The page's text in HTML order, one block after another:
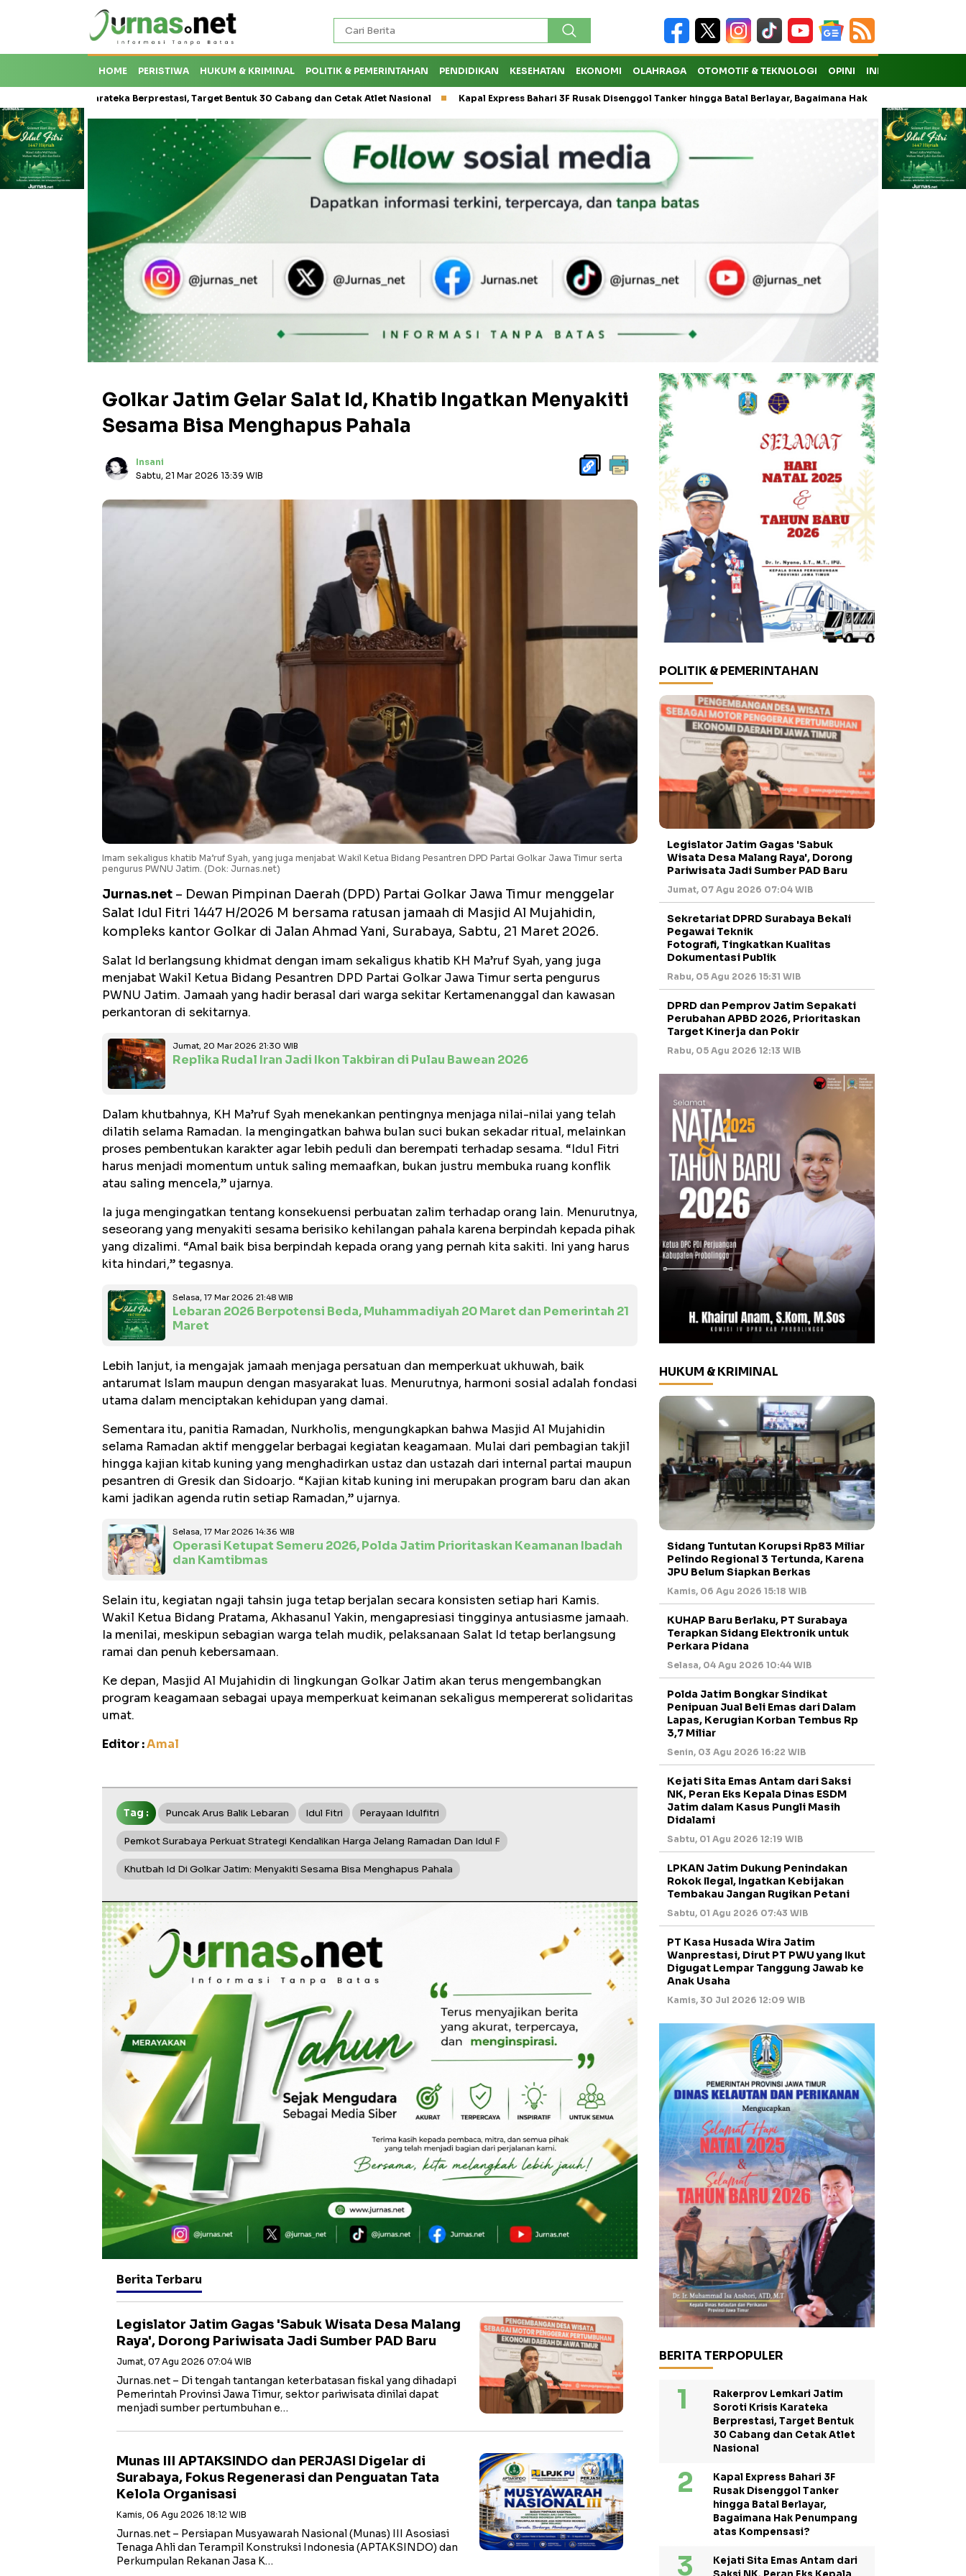
HOME PERISTIWA HUKUM & KRIMINAL POLITIK & PEMERINTAHAN PENDIDIKAN KESEHATAN EKONOMI OLAHRAGA OTOMOTIF & TEKNOLOGI OPINI INDEKS
Karateka Berprestasi, Target Bentuk 30 Cabang dan Cetak Atlet Nasional Kapal Express Bahari 3F Rusak Disenggol Tanker hingga Batal Berlayar, Bagaimana Hak Penumpang atas Kompensasi?
Golkar Jatim Gelar Salat Id, Khatib Ingatkan Menyakiti
Sesama Bisa Menghapus Pahala
Insani
Sabtu, 21 Mar 2026 13:39 WIB
Imam sekaligus khatib Ma’ruf Syah, yang juga menjabat Wakil Ketua Bidang Pesantren DPD Partai Golkar Jawa Timur serta
pengurus PWNU Jatim. (Dok: Jurnas.net)
Jurnas.net – Dewan Pimpinan Daerah (DPD) Partai Golkar Jawa Timur menggelar
Salat Idul Fitri 1447 H/2026 M bersama ratusan jamaah di Masjid Al Mujahidin,
kompleks kantor Golkar di Jalan Ahmad Yani, Surabaya, Sabtu, 21 Maret 2026.
Salat Id berlangsung khidmat dengan imam sekaligus khatib KH Ma’ruf Syah, yang juga
menjabat Wakil Ketua Bidang Pesantren DPD Partai Golkar Jawa Timur serta pengurus
PWNU Jatim. Jamaah yang hadir berasal dari warga sekitar Kertamenanggal dan kawasan
perkantoran di sekitarnya.
Jumat, 20 Mar 2026 21:30 WIB
Replika Rudal Iran Jadi Ikon Takbiran di Pulau Bawean 2026
Dalam khutbahnya, KH Ma’ruf Syah menekankan pentingnya menjaga nilai-nilai yang telah
dilatih selama Ramadan. Ia mengingatkan bahwa bulan suci bukan sekadar ritual, melainkan
proses pembentukan karakter agar lebih peduli dan berempati terhadap sesama. “Idul Fitri
harus menjadi momentum untuk saling memaafkan, bukan justru membuka ruang konflik
atau saling mencela,” ujarnya.
Ia juga mengingatkan tentang konsekuensi perbuatan zalim terhadap orang lain. Menurutnya,
seseorang yang menyakiti sesama berisiko kehilangan pahala karena berpindah kepada pihak
yang dizalimi. “Amal baik bisa berpindah kepada orang yang pernah kita sakiti. Ini yang harus
kita hindari,” tegasnya.
Selasa, 17 Mar 2026 21:48 WIB
Lebaran 2026 Berpotensi Beda, Muhammadiyah 20 Maret dan Pemerintah 21
Maret
Lebih lanjut, ia mengajak jamaah menjaga persatuan dan memperkuat ukhuwah, baik
antarumat Islam maupun dengan masyarakat luas. Menurutnya, harmoni sosial adalah fondasi
utama dalam menciptakan kehidupan yang damai.
Sementara itu, panitia Ramadan, Nurkholis, mengungkapkan bahwa Masjid Al Mujahidin
selama Ramadan aktif menggelar berbagai kegiatan keagamaan. Mulai dari pembagian takjil
hingga kajian kitab kuning yang menghadirkan ustaz dan ustazah dari internal partai maupun
pesantren di Gresik dan Sidoarjo. “Kajian kitab kuning ini merupakan program baru dan akan
kami jadikan agenda rutin setiap Ramadan,” ujarnya.
Selasa, 17 Mar 2026 14:36 WIB
Operasi Ketupat Semeru 2026, Polda Jatim Prioritaskan Keamanan Ibadah
dan Kamtibmas
Selain itu, kegiatan ngaji tahsin juga tetap berjalan secara konsisten setiap hari Kamis.
Wakil Ketua Bidang Pratama, Akhasanul Yakin, mengapresiasi tingginya antusiasme jamaah.
Ia menilai, meskipun sebagian warga telah mudik, pelaksanaan Salat Id tetap berlangsung
ramai dan penuh kebersamaan.
Ke depan, Masjid Al Mujahidin di lingkungan Golkar Jatim akan terus mengembangkan
program keagamaan sebagai upaya memperkuat keimanan sekaligus mempererat solidaritas
umat.
Editor :Amal
Tag : Puncak Arus Balik Lebaran Idul Fitri Perayaan Idulfitri
Pemkot Surabaya Perkuat Strategi Kendalikan Harga Jelang Ramadan Dan Idul F
Khutbah Id Di Golkar Jatim: Menyakiti Sesama Bisa Menghapus Pahala
Berita Terbaru
Legislator Jatim Gagas 'Sabuk Wisata Desa Malang
Raya', Dorong Pariwisata Jadi Sumber PAD Baru
Jumat, 07 Agu 2026 07:04 WIB
Jurnas.net – Di tengah tantangan keterbatasan fiskal yang dihadapi
Pemerintah Provinsi Jawa Timur, sektor pariwisata dinilai dapat
menjadi sumber pertumbuhan e…
Munas III APTAKSINDO dan PERJASI Digelar di
Surabaya, Fokus Regenerasi dan Penguatan Tata
Kelola Organisasi
Kamis, 06 Agu 2026 18:12 WIB
Jurnas.net – Persiapan Musyawarah Nasional (Munas) III Asosiasi
Tenaga Ahli dan Terampil Konstruksi Indonesia (APTAKSINDO) dan
Perkumpulan Rekanan Jasa K…
POLITIK & PEMERINTAHAN
Legislator Jatim Gagas 'Sabuk
Wisata Desa Malang Raya', Dorong
Pariwisata Jadi Sumber PAD Baru
Jumat, 07 Agu 2026 07:04 WIB
Sekretariat DPRD Surabaya Bekali
Pegawai Teknik
Fotografi, Tingkatkan Kualitas
Dokumentasi Publik
Rabu, 05 Agu 2026 15:31 WIB
DPRD dan Pemprov Jatim Sepakati
Perubahan APBD 2026, Prioritaskan
Target Kinerja dan Pokir
Rabu, 05 Agu 2026 12:13 WIB
HUKUM & KRIMINAL
Sidang Tuntutan Korupsi Rp83 Miliar
Pelindo Regional 3 Tertunda, Karena
JPU Belum Siapkan Berkas
Kamis, 06 Agu 2026 15:18 WIB
KUHAP Baru Berlaku, PT Surabaya
Terapkan Sidang Elektronik untuk
Perkara Pidana
Selasa, 04 Agu 2026 10:44 WIB
Polda Jatim Bongkar Sindikat
Penipuan Jual Beli Emas dari Dalam
Lapas, Kerugian Korban Tembus Rp
3,7 Miliar
Senin, 03 Agu 2026 16:22 WIB
Kejati Sita Emas Antam dari Saksi
NK, Peran Eks Kepala Dinas ESDM
Jatim dalam Kasus Pungli Masih
Didalami
Sabtu, 01 Agu 2026 12:19 WIB
LPKAN Jatim Dukung Penindakan
Rokok Ilegal, Ingatkan Kebijakan
Tembakau Jangan Rugikan Petani
Sabtu, 01 Agu 2026 07:43 WIB
PT Kasa Husada Wira Jatim
Wanprestasi, Dirut PT PWU yang Ikut
Digugat Lempar Tanggung Jawab ke
Anak Usaha
Kamis, 30 Jul 2026 12:09 WIB
BERITA TERPOPULER
Rakerprov Lemkari Jatim
Soroti Krisis Karateka
Berprestasi, Target Bentuk
30 Cabang dan Cetak Atlet
Nasional
Kapal Express Bahari 3F
Rusak Disenggol Tanker
hingga Batal Berlayar,
Bagaimana Hak Penumpang
atas Kompensasi?
Kejati Sita Emas Antam dari